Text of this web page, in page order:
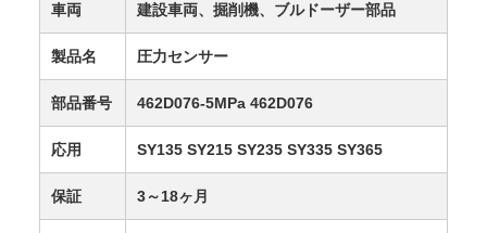
車両 建設車両、掘削機、ブルドーザー部品
製品名 圧力センサー
部品番号 462D076-5MPa 462D076
応用 SY135 SY215 SY235 SY335 SY365
保証 3～18ヶ月